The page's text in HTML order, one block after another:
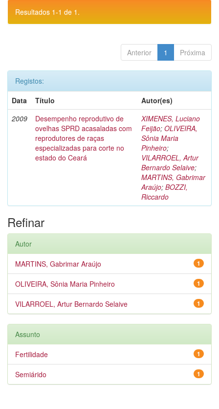
Resultados 1-1 de 1.
Anterior 1 Próxima
Registos:
Data
Título
Autor(es)
2009
Desempenho reprodutivo de
ovelhas SPRD acasaladas com
reprodutores de raças
especializadas para corte no
estado do Ceará
XIMENES, Luciano
Feijão; OLIVEIRA,
Sônia Maria
Pinheiro;
VILARROEL, Artur
Bernardo Selaive;
MARTINS, Gabrimar
Araújo; BOZZI,
Riccardo
Refinar
Autor
1
MARTINS, Gabrimar Araújo
1
OLIVEIRA, Sônia Maria Pinheiro
1
VILARROEL, Artur Bernardo Selaive
Assunto
1
Fertilidade
1
Semiárido